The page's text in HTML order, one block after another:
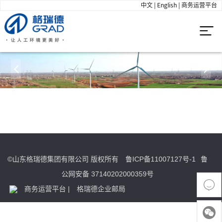
中文 English |商务运营平台
©山东格瑞德集团有限公司 版权所有 鲁ICP备11007127号-1
鲁
公网安备 37140202000359号
商务运营平台 | 格瑞德企业邮局 
